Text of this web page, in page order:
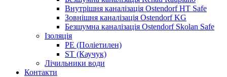
Внутрішня каналізація Ostendorf HT Safe
Зовнішня каналізація Ostendorf KG
Безшумна каналізація Ostendorf Skolan Safe
Ізоляція
PE (Поліетилен)
ST (Каучук)
Лічильники води
Контакти